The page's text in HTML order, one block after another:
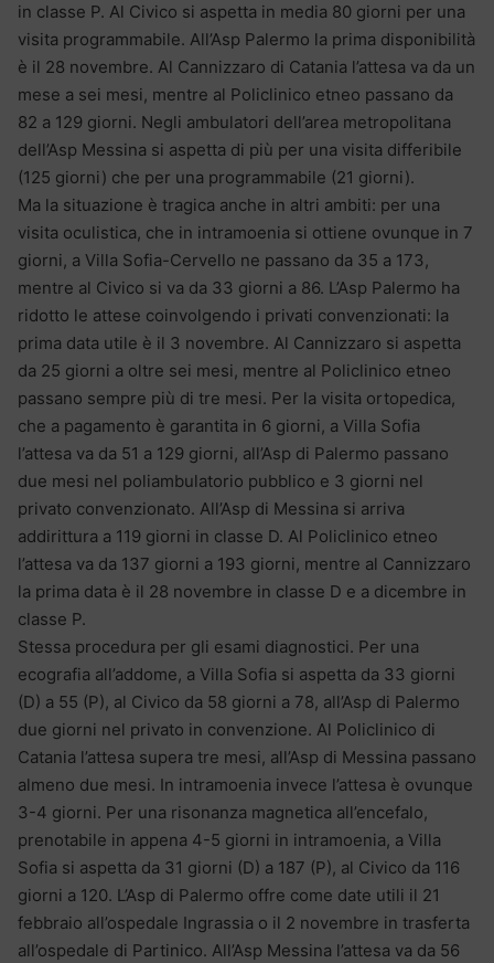
in classe P. Al Civico si aspetta in media 80 giorni per una
visita programmabile. All’Asp Palermo la prima disponibilità
è il 28 novembre. Al Cannizzaro di Catania l’attesa va da un
mese a sei mesi, mentre al Policlinico etneo passano da
82 a 129 giorni. Negli ambulatori dell’area metropolitana
dell’Asp Messina si aspetta di più per una visita differibile
(125 giorni) che per una programmabile (21 giorni).
Ma la situazione è tragica anche in altri ambiti: per una
visita oculistica, che in intramoenia si ottiene ovunque in 7
giorni, a Villa Sofia-Cervello ne passano da 35 a 173,
mentre al Civico si va da 33 giorni a 86. L’Asp Palermo ha
ridotto le attese coinvolgendo i privati convenzionati: la
prima data utile è il 3 novembre. Al Cannizzaro si aspetta
da 25 giorni a oltre sei mesi, mentre al Policlinico etneo
passano sempre più di tre mesi. Per la visita ortopedica,
che a pagamento è garantita in 6 giorni, a Villa Sofia
l’attesa va da 51 a 129 giorni, all’Asp di Palermo passano
due mesi nel poliambulatorio pubblico e 3 giorni nel
privato convenzionato. All’Asp di Messina si arriva
addirittura a 119 giorni in classe D. Al Policlinico etneo
l’attesa va da 137 giorni a 193 giorni, mentre al Cannizzaro
la prima data è il 28 novembre in classe D e a dicembre in
classe P.
Stessa procedura per gli esami diagnostici. Per una
ecografia all’addome, a Villa Sofia si aspetta da 33 giorni
(D) a 55 (P), al Civico da 58 giorni a 78, all’Asp di Palermo
due giorni nel privato in convenzione. Al Policlinico di
Catania l’attesa supera tre mesi, all’Asp di Messina passano
almeno due mesi. In intramoenia invece l’attesa è ovunque
3-4 giorni. Per una risonanza magnetica all’encefalo,
prenotabile in appena 4-5 giorni in intramoenia, a Villa
Sofia si aspetta da 31 giorni (D) a 187 (P), al Civico da 116
giorni a 120. L’Asp di Palermo offre come date utili il 21
febbraio all’ospedale Ingrassia o il 2 novembre in trasferta
all’ospedale di Partinico. All’Asp Messina l’attesa va da 56